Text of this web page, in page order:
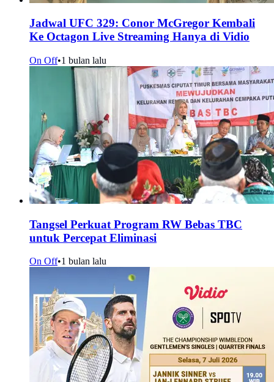
Jadwal UFC 329: Conor McGregor Kembali
Ke Octagon Live Streaming Hanya di Vidio
On Off•1 bulan lalu
Tangsel Perkuat Program RW Bebas TBC
untuk Percepat Eliminasi
On Off•1 bulan lalu